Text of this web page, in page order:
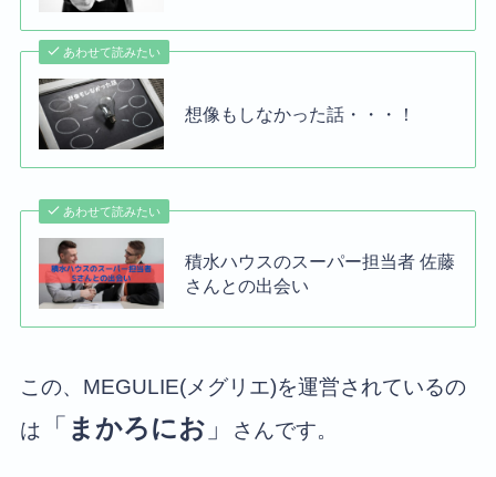
あわせて読みたい
想像もしなかった話・・・！
あわせて読みたい
積水ハウスのスーパー担当者 佐藤
さんとの出会い
この、MEGULIE(メグリエ)を運営されているの
は
「 まかろにお 」 さんです。